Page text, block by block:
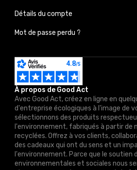
À propos de Good Act
Avec Good Act, créez en ligne en
d'entreprise écologiques à l'image de
sélectionnons des produits
l'environnement, fabriqués à partir de
recyclées. Offrez à vos clients,
des cadeaux qui ont du sens et un
l'environnement. Parce que le soutien
environnementales et sociales nous
Détails du compte
Mot de passe perdu ?